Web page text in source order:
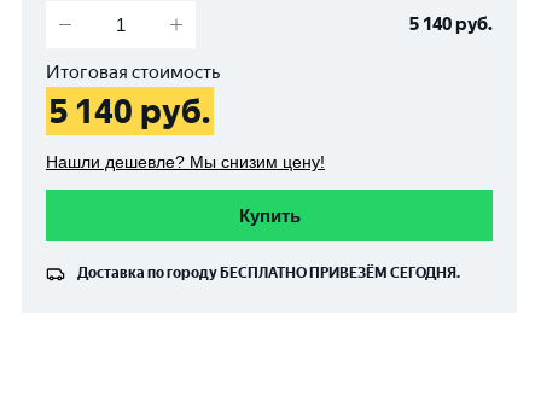
5 140руб.
Итоговая стоимость
5 140 руб.
Нашли дешевле? Мы снизим цену!
Купить
Доставка по городу БЕСПЛАТНО ПРИВЕЗЁМ СЕГОДНЯ.